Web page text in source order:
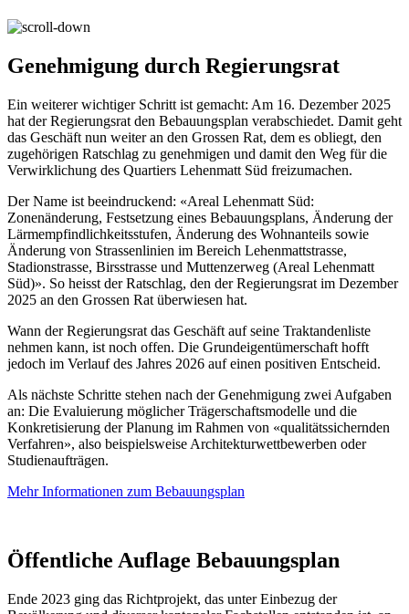
Genehmigung durch Regierungsrat
Ein weiterer wichtiger Schritt ist gemacht: Am 16. Dezember 2025
hat der Regierungsrat den Bebauungsplan verabschiedet. Damit geht
das Geschäft nun weiter an den Grossen Rat, dem es obliegt, den
zugehörigen Ratschlag zu genehmigen und damit den Weg für die
Verwirklichung des Quartiers Lehenmatt Süd freizumachen.
Der Name ist beeindruckend: «Areal Lehenmatt Süd:
Zonenänderung, Festsetzung eines Bebauungsplans, Änderung der
Lärmempfindlichkeitsstufen, Änderung des Wohnanteils sowie
Änderung von Strassenlinien im Bereich Lehenmattstrasse,
Stadionstrasse, Birsstrasse und Muttenzerweg (Areal Lehenmatt
Süd)». So heisst der Ratschlag, den der Regierungsrat im Dezember
2025 an den Grossen Rat überwiesen hat.
Wann der Regierungsrat das Geschäft auf seine Traktandenliste
nehmen kann, ist noch offen. Die Grundeigentümerschaft hofft
jedoch im Verlauf des Jahres 2026 auf einen positiven Entscheid.
Als nächste Schritte stehen nach der Genehmigung zwei Aufgaben
an: Die Evaluierung möglicher Trägerschaftsmodelle und die
Konkretisierung der Planung im Rahmen von «qualitätssichernden
Verfahren», also beispielsweise Architekturwettbewerben oder
Studienaufträgen.
Mehr Informationen zum Bebauungsplan
Öffentliche Auflage Bebauungsplan
Ende 2023 ging das Richtprojekt, das unter Einbezug der